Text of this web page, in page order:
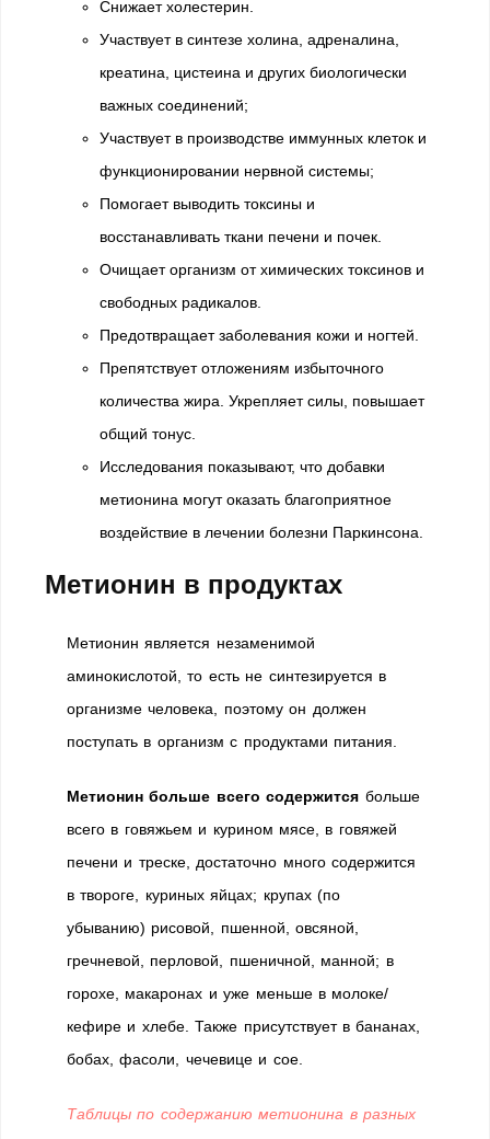
Снижает холестерин.
Участвует в синтезе холина, адреналина,
креатина, цистеина и других биологически
важных соединений;
Участвует в производстве иммунных клеток и
функционировании нервной системы;
Помогает выводить токсины и
восстанавливать ткани печени и почек.
Очищает организм от химических токсинов и
свободных радикалов.
Предотвращает заболевания кожи и ногтей.
Препятствует отложениям избыточного
количества жира. Укрепляет силы, повышает
общий тонус.
Исследования показывают, что добавки
метионина могут оказать благоприятное
воздействие в лечении болезни Паркинсона.
Метионин в продуктах
Метионин является незаменимой
аминокислотой, то есть не синтезируется в
организме человека, поэтому он должен
поступать в организм с продуктами питания.
Метионин больше всего содержится больше
всего в говяжьем и курином мясе, в говяжей
печени и треске, достаточно много содержится
в твороге, куриных яйцах; крупах (по
убыванию) рисовой, пшенной, овсяной,
гречневой, перловой, пшеничной, манной; в
горохе, макаронах и уже меньше в молоке/
кефире и хлебе. Также присутствует в бананах,
бобах, фасоли, чечевице и сое.
Таблицы по содержанию метионина в разных